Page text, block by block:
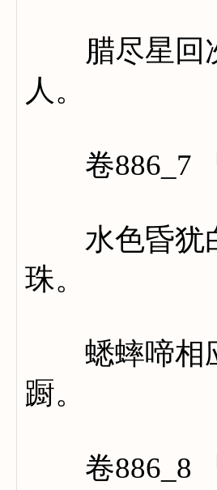
腊尽星回次
人。
卷886_7
水色昏犹白
珠。
蟋蟀啼相应
蹰。
卷886_8 「